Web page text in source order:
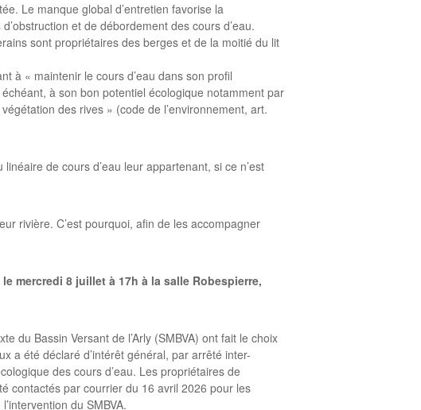
Le manque global d’entretien favorise la
et de débordement des cours d’eau.
sont propriétaires des berges et de la moitié du lit
à « maintenir le cours d’eau dans son profil
à son bon potentiel écologique notamment par
des rives » (code de l’environnement, art.
de cours d’eau leur appartenant, si ce n’est
rivière. C’est pourquoi, afin de les accompagner
le mercredi 8 juillet à 17h à la salle Robespierre,
du Bassin Versant de l’Arly (SMBVA) ont fait le choix
a été déclaré d’intérêt général, par arrêté inter-
des cours d’eau. Les propriétaires de
contactés par courrier du 16 avril 2026 pour les
du SMBVA.